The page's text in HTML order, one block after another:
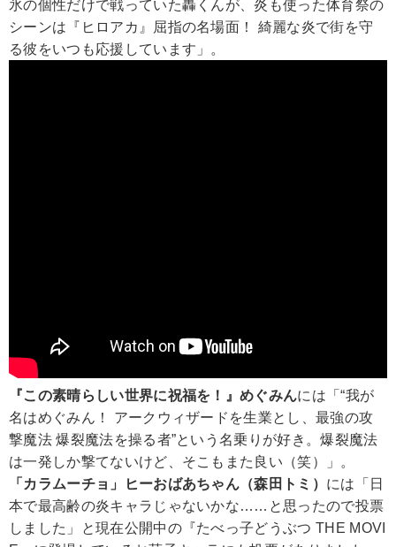
氷の個性だけで戦っていた轟くんが、炎も使った体育祭の
シーンは『ヒロアカ』屈指の名場面！ 綺麗な炎で街を守
る彼をいつも応援しています」。
『この素晴らしい世界に祝福を！』めぐみんには「“我が
名はめぐみん！ アークウィザードを生業とし、最強の攻
撃魔法 爆裂魔法を操る者”という名乗りが好き。爆裂魔法
は一発しか撃てないけど、そこもまた良い（笑）」。
「カラムーチョ」ヒーおばあちゃん（森田トミ） には「日
本で最高齢の炎キャラじゃないかな……と思ったので投票
しました」と現在公開中の『たべっ子どうぶつ THE MOVI